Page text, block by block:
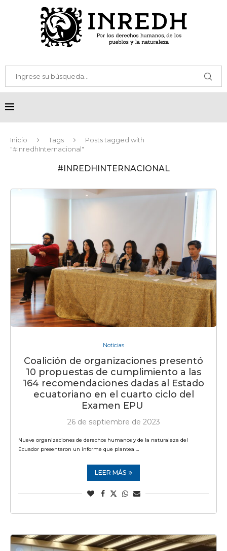
Inicio Tags
Posts tagged with
"#InredhInternacional"
#INREDHINTERNACIONAL
Noticias
Coalición de organizaciones presentó
10 propuestas de cumplimiento a las
164 recomendaciones dadas al Estado
ecuatoriano en el cuarto ciclo del
Examen EPU
26 de septiembre de 2023
Nueve organizaciones de derechos humanos y de la naturaleza del
Ecuador presentaron un informe que plantea …
LEER MÁS